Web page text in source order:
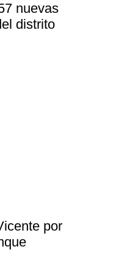
nuevas
distrito
por